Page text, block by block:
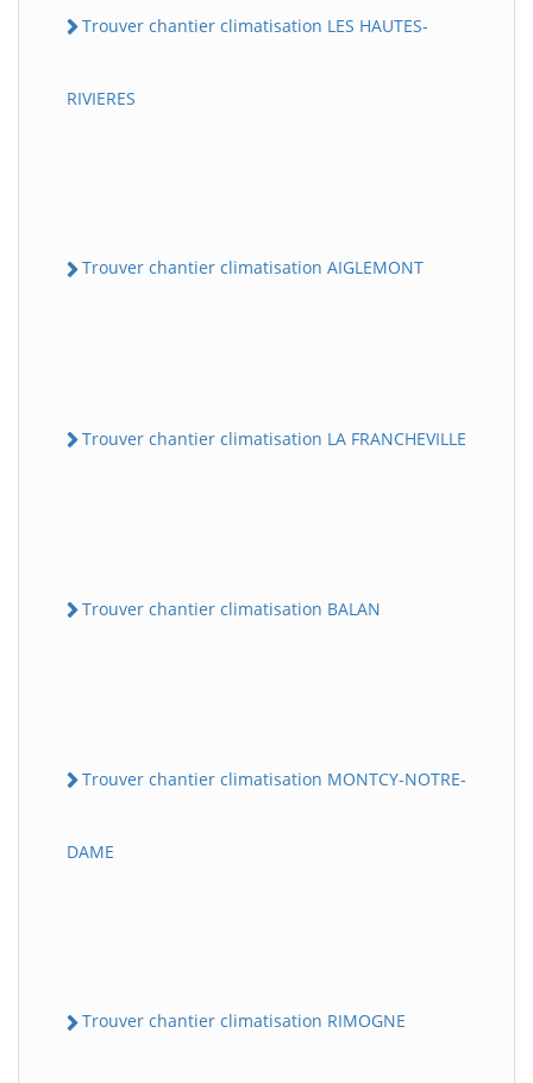
Trouver chantier climatisation LES HAUTES-
RIVIERES
Trouver chantier climatisation AIGLEMONT
Trouver chantier climatisation LA FRANCHEVILLE
Trouver chantier climatisation BALAN
Trouver chantier climatisation MONTCY-NOTRE-
DAME
Trouver chantier climatisation RIMOGNE